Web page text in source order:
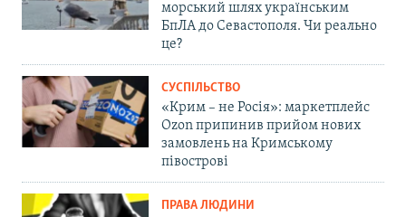
морський шлях українським
БпЛА до Севастополя. Чи реально
це?
СУСПІЛЬСТВО
«Крим – не Росія»: маркетплейс
Ozon припинив прийом нових
замовлень на Кримському
півострові
ПРАВА ЛЮДИНИ